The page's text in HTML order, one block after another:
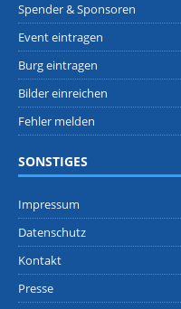
Spender & Sponsoren
Event eintragen
Burg eintragen
Bilder einreichen
Fehler melden
SONSTIGES
Impressum
Datenschutz
Kontakt
Presse